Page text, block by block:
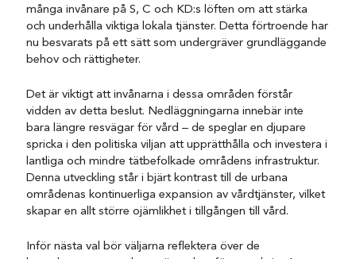
många invånare på S, C och KD:s löften om att stärka
och underhålla viktiga lokala tjänster. Detta förtroende har
nu besvarats på ett sätt som undergräver grundläggande
behov och rättigheter.
Det är viktigt att invånarna i dessa områden förstår
vidden av detta beslut. Nedläggningarna innebär inte
bara längre resvägar för vård – de speglar en djupare
spricka i den politiska viljan att upprätthålla och investera i
lantliga och mindre tätbefolkade områdens infrastruktur.
Denna utveckling står i bjärt kontrast till de urbana
områdenas kontinuerliga expansion av vårdtjänster, vilket
skapar en allt större ojämlikhet i tillgången till vård.
Inför nästa val bör väljarna reflektera över de